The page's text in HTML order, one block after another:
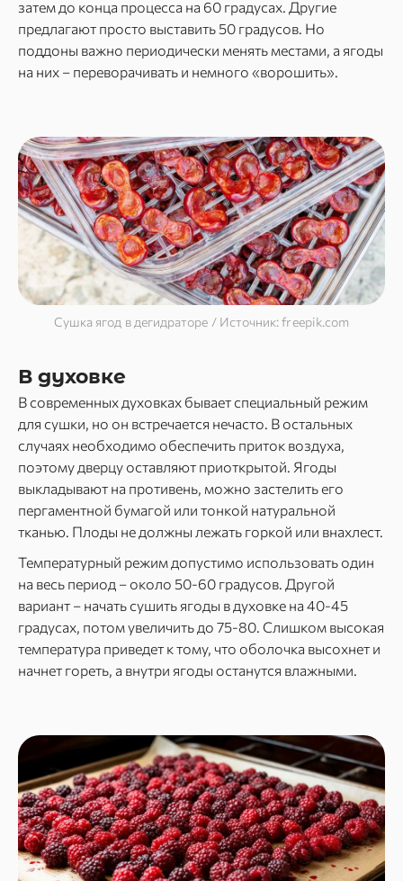
затем до конца процесса на 60 градусах. Другие
предлагают просто выставить 50 градусов. Но
поддоны важно периодически менять местами, а ягоды
на них – переворачивать и немного «ворошить».
Сушка ягод в дегидраторе / Источник: freepik.com
В духовке
В современных духовках бывает специальный режим
для сушки, но он встречается нечасто. В остальных
случаях необходимо обеспечить приток воздуха,
поэтому дверцу оставляют приоткрытой. Ягоды
выкладывают на противень, можно застелить его
пергаментной бумагой или тонкой натуральной
тканью. Плоды не должны лежать горкой или внахлест.
Температурный режим допустимо использовать один
на весь период – около 50-60 градусов. Другой
вариант – начать сушить ягоды в духовке на 40-45
градусах, потом увеличить до 75-80. Слишком высокая
температура приведет к тому, что оболочка высохнет и
начнет гореть, а внутри ягоды останутся влажными.